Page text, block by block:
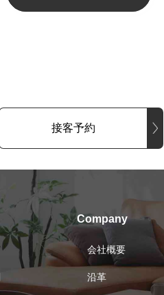
接客予約
Company
会社概要
沿革